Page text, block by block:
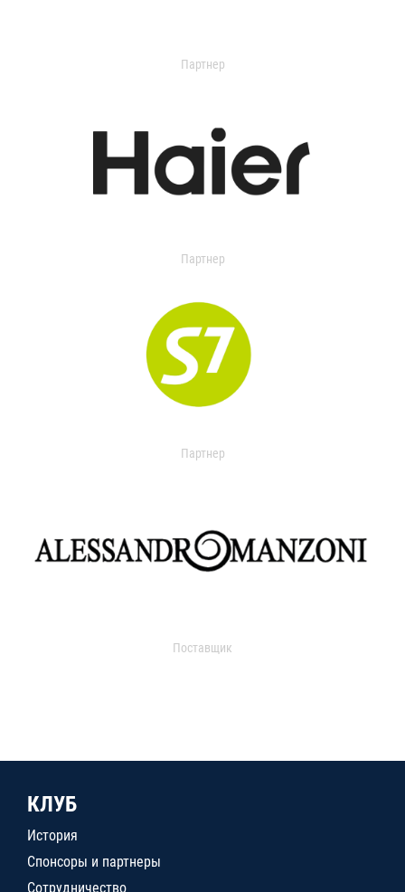
Партнер
Партнер
Партнер
Поставщик
КЛУБ
История
Спонсоры и партнеры
Сотрудничество